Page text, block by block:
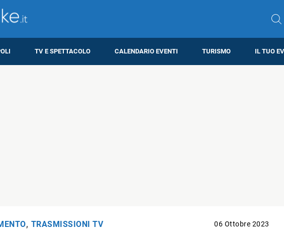
TV E SPETTACOLO CALENDARIO EVENTI TURISMO IL TUO
, TRASMISSIONI TV 06 Ottobre 2023